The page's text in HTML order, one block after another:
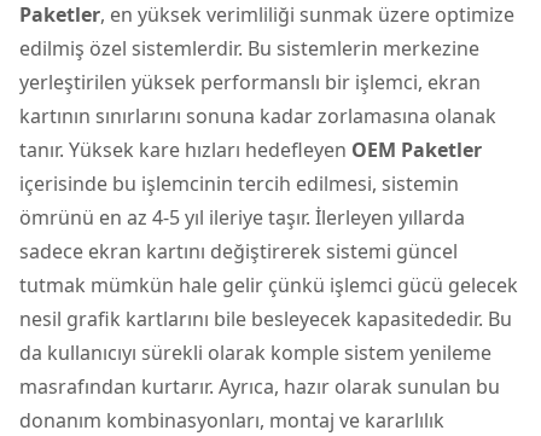
Paketler, en yüksek verimliliği sunmak üzere optimize
edilmiş özel sistemlerdir. Bu sistemlerin merkezine
yerleştirilen yüksek performanslı bir işlemci, ekran
kartının sınırlarını sonuna kadar zorlamasına olanak
tanır. Yüksek kare hızları hedefleyen OEM Paketler
içerisinde bu işlemcinin tercih edilmesi, sistemin
ömrünü en az 4-5 yıl ileriye taşır. İlerleyen yıllarda
sadece ekran kartını değiştirerek sistemi güncel
tutmak mümkün hale gelir çünkü işlemci gücü gelecek
nesil grafik kartlarını bile besleyecek kapasitededir. Bu
da kullanıcıyı sürekli olarak komple sistem yenileme
masrafından kurtarır. Ayrıca, hazır olarak sunulan bu
donanım kombinasyonları, montaj ve kararlılık